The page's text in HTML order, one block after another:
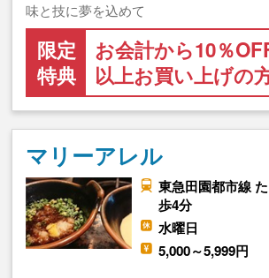
味と技に夢を込めて
限定
特典
お会計から10％
以上お買い上げの
マリーアレル
東急田園都市線
歩4分
水曜日
5,000～5,999円